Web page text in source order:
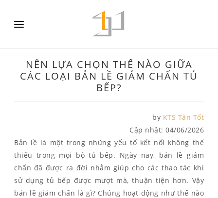
NÊN LỰA CHỌN THẾ NÀO GIỮA
CÁC LOẠI BẢN LỀ GIẢM CHẤN TỦ
BẾP?
by KTS Tân Tốt
Cập nhật: 04/06/2026
Bản lề là một trong những yếu tố kết nối không thể
thiếu trong mọi bộ tủ bếp. Ngày nay, bản lề giảm
chấn đã được ra đời nhằm giúp cho các thao tác khi
sử dụng tủ bếp được mượt mà, thuận tiện hơn. Vậy
bản lề giảm chấn là gì? Chúng hoạt động như thế nào